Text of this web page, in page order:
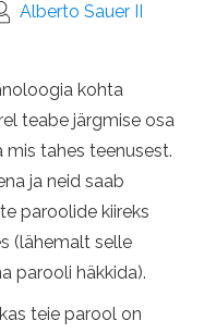
Alberto Sauer II
kohta
teabe järgmise osa
tahes teenusest.
ja neid saab
paroolide kiireks
(lähemalt selle
parooli häkkida).
teie parool on